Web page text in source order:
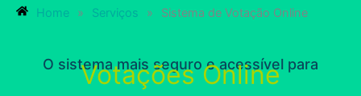
Home » Serviços » Sistema de Votação Online
O sistema mais seguro e acessível para
Votações Online